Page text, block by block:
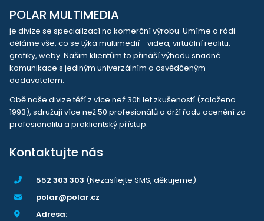
POLAR MULTIMEDIA
je divize se specializací na komerční výrobu. Umíme a rádi
děláme vše, co se týká multimedií - videa, virtuální realitu,
grafiky, weby. Našim klientům to přináší výhodu snadné
komunikace s jediným univerzálním a osvědčeným
dodavatelem.
Obě naše divize těží z více než 30ti let zkušeností (založeno
1993), sdružují více než 50 profesionálů a drží řadu ocenění za
profesionalitu a proklientský přístup.
Kontaktujte nás
552 303 303 (Nezasílejte SMS, děkujeme)
polar@polar.cz
Adresa: